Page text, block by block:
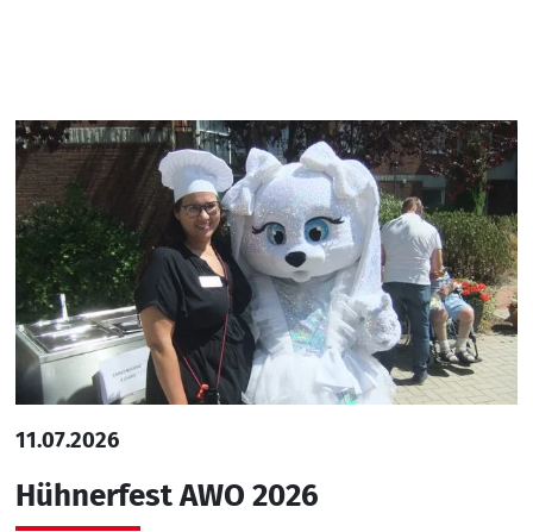
11.07.2026
Hühnerfest AWO 2026